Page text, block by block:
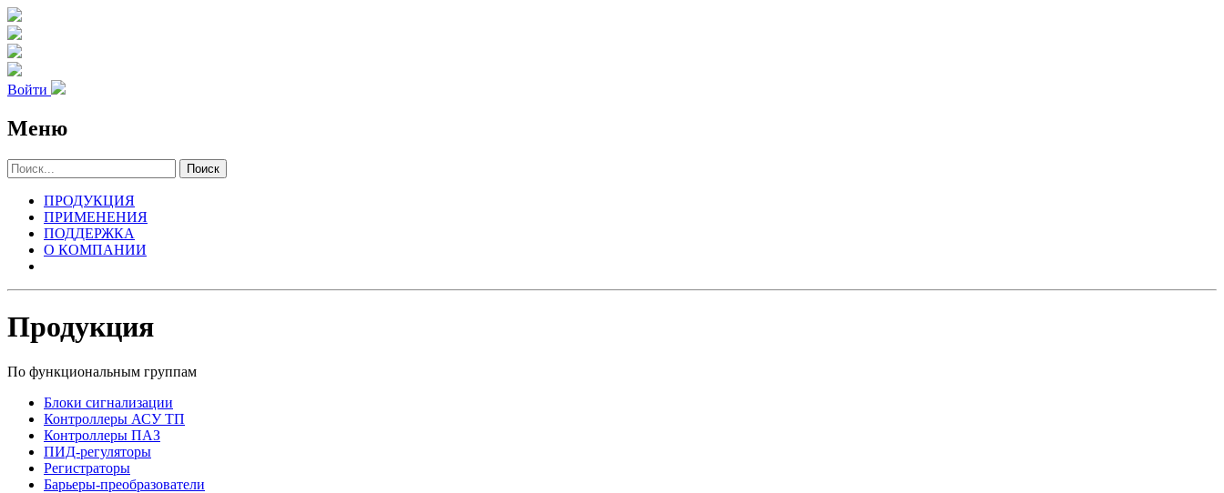
Войти
Меню
Поиск
ПРОДУКЦИЯ
ПРИМЕНЕНИЯ
ПОДДЕРЖКА
О КОМПАНИИ
Продукция
По функциональным группам
Блоки сигнализации
Контроллеры АСУ ТП
Контроллеры ПАЗ
ПИД-регуляторы
Регистраторы
Барьеры-преобразователи